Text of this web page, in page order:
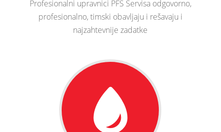
Profesionalni upravnici PFS Servisa odgovorno,
profesionalno, timski obavljaju i rešavaju i
najzahtevnije zadatke